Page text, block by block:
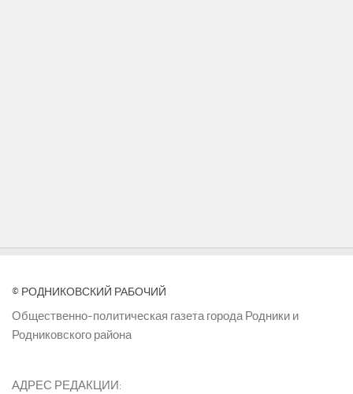
© РОДНИКОВСКИЙ РАБОЧИЙ
Общественно-политическая газета города Родники и
Родниковского района
АДРЕС РЕДАКЦИИ: